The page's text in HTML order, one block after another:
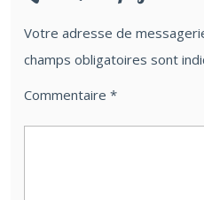
Votre adresse de
champs obligatoires sont
Commentaire *